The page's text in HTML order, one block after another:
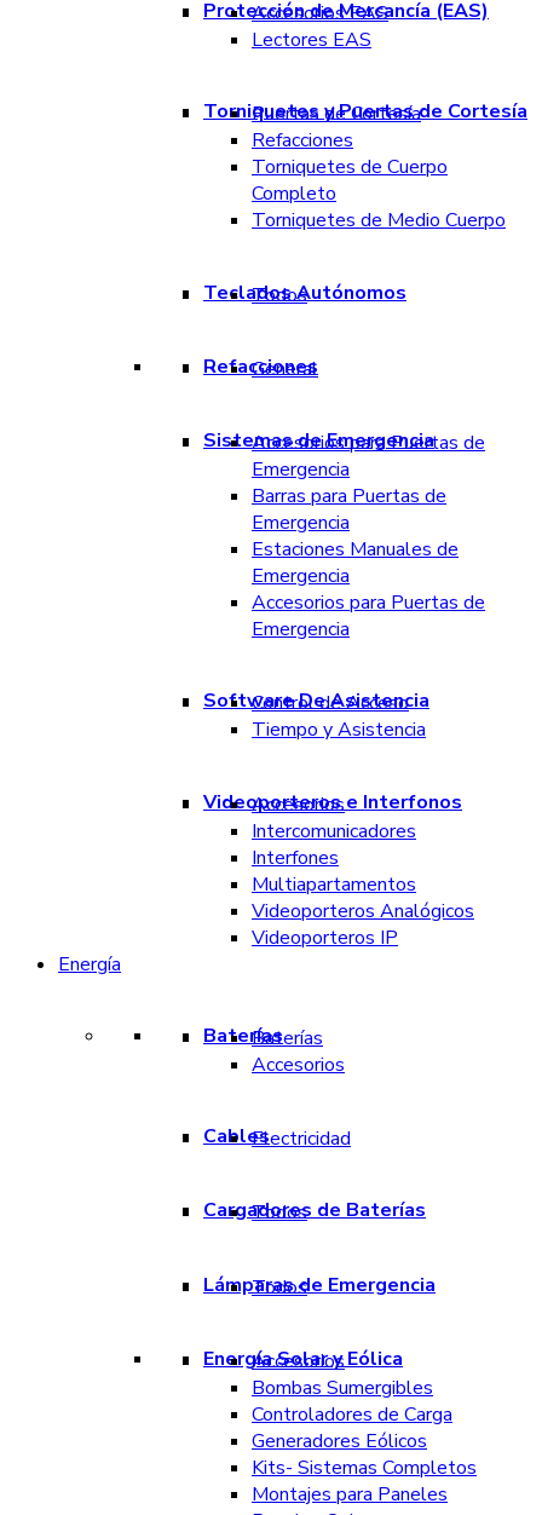
Protección de Mercancía (EAS)
Accesorios EAS
Lectores EAS
Torniquetes y Puertas de Cortesía
Puertas de Cortesía
Refacciones
Torniquetes de Cuerpo
Completo
Torniquetes de Medio Cuerpo
Teclados Autónomos
Todos
Refacciones
General
Sistemas de Emergencia
Accesorios para Puertas de
Emergencia
Barras para Puertas de
Emergencia
Estaciones Manuales de
Emergencia
Accesorios para Puertas de
Emergencia
Software De Asistencia
Control de Acceso
Tiempo y Asistencia
Videoporteros e Interfonos
Accesorios
Intercomunicadores
Interfones
Multiapartamentos
Videoporteros Analógicos
Videoporteros IP
Energía
BateríasBaterías
Accesorios
CablesElectricidad
Cargadores de Baterías
Todos
Lámparas de Emergencia
Todos
Energía Solar y Eólica
Accesorios
Bombas Sumergibles
Controladores de Carga
Generadores Eólicos
Kits- Sistemas Completos
Montajes para Paneles